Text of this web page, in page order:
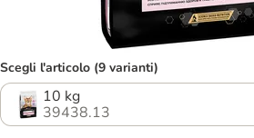
Scegli l'articolo (9 varianti)
10 kg
39438.13